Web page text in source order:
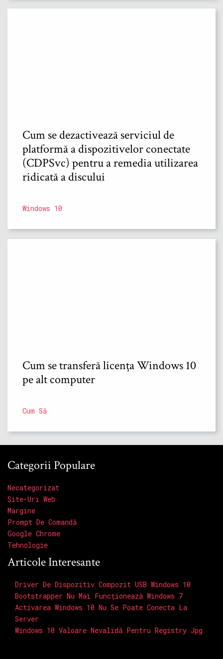
Cum se dezactivează serviciul de
platformă a dispozitivelor conectate
(CDPSvc) pentru a remedia utilizarea
ridicată a discului
Windows 10
Cum se transferă licența Windows 10
pe alt computer
Cum Să
Categorii Populare
Necategorizat
Site-Uri Web
Margine
Prompt De Comandă
Google Chrome
Tehnologie
Articole Interesante
Driver De Dispozitiv Compozit USB Windows 10
Bootstrapper Nu Mai Funcționează Windows 7
Activarea Windows 10 Nu Se Poate Conecta La
Server
Windows 10 Valoare Nevalidă Pentru Registry Jpg